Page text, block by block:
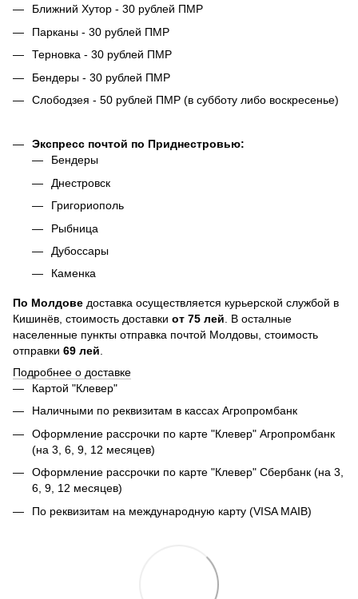
Ближний Хутор - 30 рублей ПМР
Парканы - 30 рублей ПМР
Терновка - 30 рублей ПМР
Бендеры - 30 рублей ПМР
Слободзея - 50 рублей ПМР (в субботу либо воскресенье)
Экспресс почтой по Приднестровью:
Бендеры
Днестровск
Григориополь
Рыбница
Дубоссары
Каменка
По Молдове доставка осуществляется курьерской службой в
Кишинёв, стоимость доставки от 75 лей . В осталные
населенные пункты отправка почтой Молдовы, стоимость
отправки 69 лей
Подробнее о доставке
Картой "Клевер"
Наличными по реквизитам в кассах Агропромбанк
Оформление рассрочки по карте "Клевер" Агропромбанк
(на 3, 6, 9, 12 месяцев)
Оформление рассрочки по карте "Клевер" Сбербанк (на 3,
6, 9, 12 месяцев)
По реквизитам на международную карту (VISA MAIB)